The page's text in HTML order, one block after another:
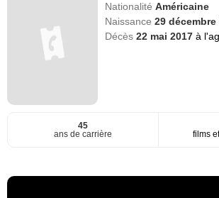
NationalitéAméricaine
Naissance29 décembre
Décès22 mai 2017à
45
ans de carrière
films